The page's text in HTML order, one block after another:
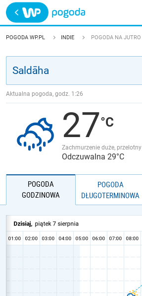
Trwa ładowanie
POLSKA
JAKOŚĆ POWIETRZA
POGODA WP.PL INDIE POGODA NA
Aktualna pogoda, godz. 1:26
27
Zachmurzenie duże,
Odczuwalna 29°C
POGODA
GODZINOWA
POGODA
DŁUGOTERMINOWA